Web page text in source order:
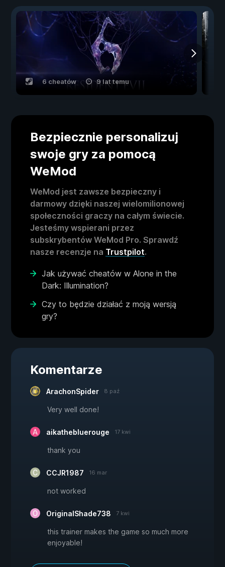
6 cheatów 9 lat temu
Bezpiecznie personalizuj
swoje gry za pomocą
WeMod
WeMod jest zawsze bezpieczny i
darmowy dzięki naszej wielomilionowej
społeczności graczy na całym świecie.
Jesteśmy wspierani przez
subskrybentów WeMod Pro. Sprawdź
nasze recenzje na Trustpilot.
Jak używać cheatów w Alone in the
Dark: Illumination?
Czy to będzie działać z moją wersją
gry?
Komentarze
ArachonSpider 8 paź
Very well done!
aikathebluerouge 17 kwi
thank you
CCJR1987 16 mar
not worked
OriginalShade738 7 kwi
this trainer makes the game so much more
enjoyable!